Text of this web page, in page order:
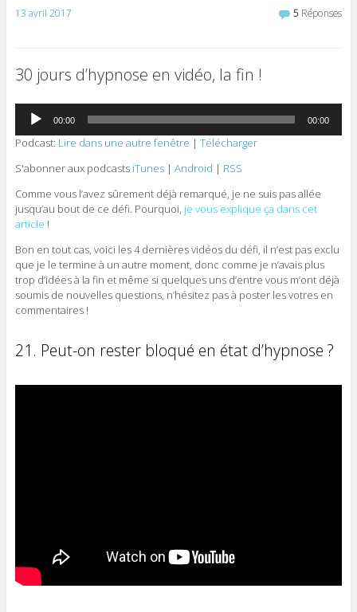
13 avril 2017 5 Réponses
30 jours d’hypnose en vidéo, la fin !
Lecteur
audio
00:00 00:00
Podcast: Lire dans une autre fenêtre | Télécharger
S'abonner aux podcasts iTunes| Android | RSS
Comme vous l’avez sûrement déjà remarqué, je ne suis pas allée
jusqu’au bout de ce défi. Pourquoi, je vous explique ça dans cet
article !
Bon en tout cas, voici les 4 dernières vidéos du défi, il n’est pas exclu
que je le termine à un autre moment, donc comme je n’avais plus
trop d’idées à la fin et même si quelques uns d’entre vous m’ont déjà
soumis de nouvelles questions, n’hésitez pas à poster les votres en
commentaires !
21. Peut-on rester bloqué en état d’hypnose ?